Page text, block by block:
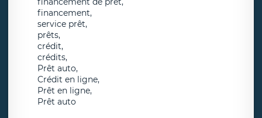
financement,
service prêt,
prêts,
crédit,
crédits,
Prêt auto,
Crédit en ligne,
Prêt en ligne,
Prêt auto